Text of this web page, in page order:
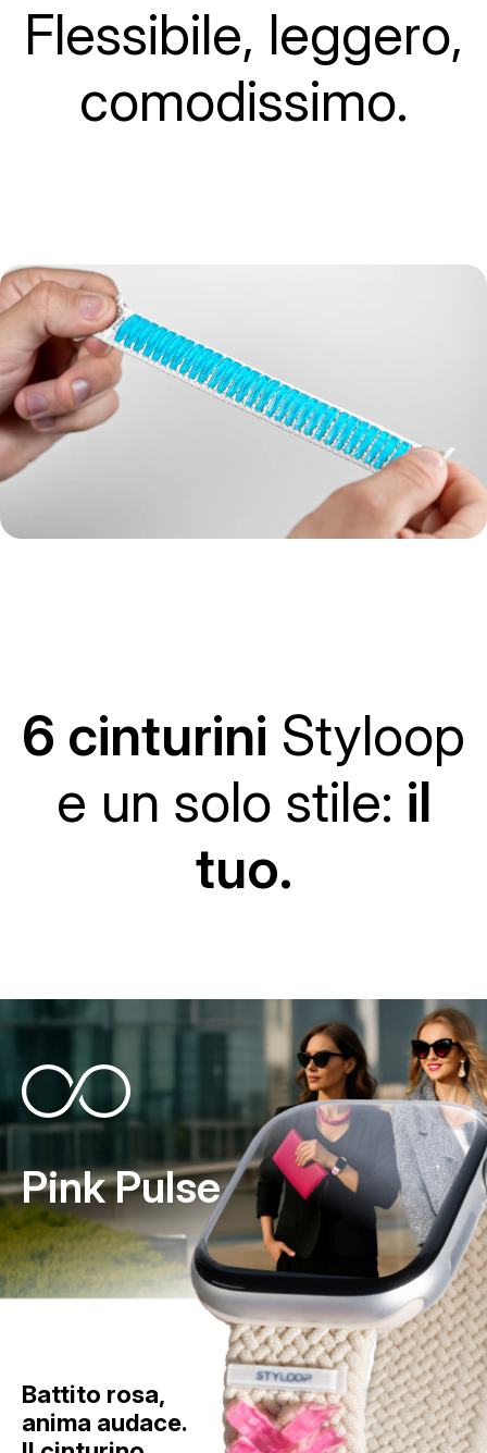
Flessibile, leggero,
comodissimo.
6 cinturini Styloop
e un solo stile: il
tuo.
Pink Pulse
Battito rosa,
anima audace.